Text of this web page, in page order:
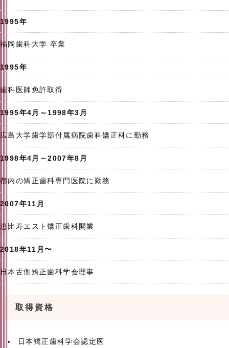
1995年
福岡歯科大学 卒業
1995年
歯科医師免許取得
1995年4月～1998年3月
広島大学歯学部付属病院歯科矯正科に勤務
1998年4月～2007年8月
都内の矯正歯科専門医院に勤務
2007年11月
恵比寿エスト矯正歯科開業
2018年11月〜
日本舌側矯正歯科学会理事
取得資格
日本矯正歯科学会認定医